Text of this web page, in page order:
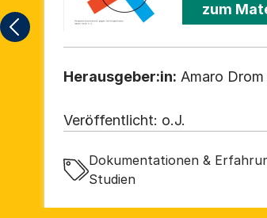
zum
Herausgeber:in: Amaro Drom
Veröffentlicht: o.J.
Dokumentationen &
Studien